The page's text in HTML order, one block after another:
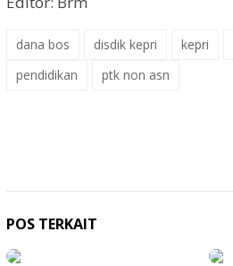
dana bos disdik kepri kepri
pendidikan
ptk non asn
POS TERKAIT